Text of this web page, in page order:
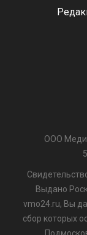
ООО
Выдано
vmo24.ru, Вы
сбор которых